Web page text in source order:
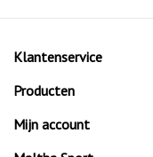
Klantenservice
Producten
Mijn account